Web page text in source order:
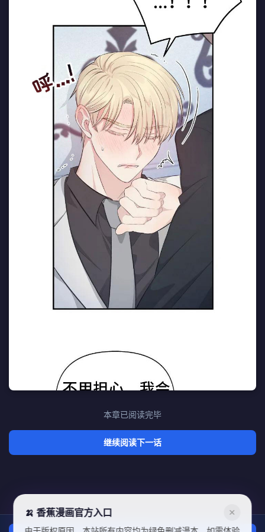
本章已阅读完毕
继续阅读下一话
🍌 香蕉漫画官方入口 ✕